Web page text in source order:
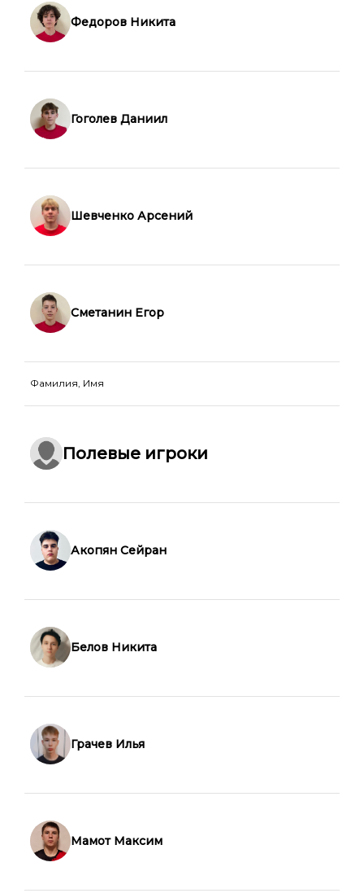
Федоров Никита
Гоголев Даниил
Шевченко Арсений
Сметанин Егор
Фамилия, Имя
Полевые игроки
Акопян Сейран
Белов Никита
Грачев Илья
Мамот Максим